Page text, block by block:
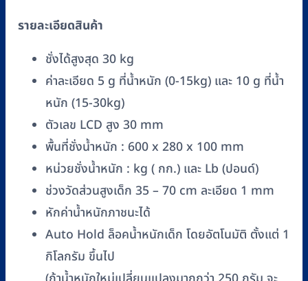
EBX-
30H
พร้อม
อุปกรณ์
ความ
ยาว
ชิ้น
รายละเอียดสินค้า
ชั่งได้สูงสุด 30 kg
ค่าละเอียด 5 g ที่น้ำหนัก (0-15kg) และ 10 g ที่น้ำ
หนัก (15-30kg)
ตัวเลข LCD สูง 30 mm
พื้นที่ชั่งน้ำหนัก : 600 x 280 x 100 mm
หน่วยชั่งน้ำหนัก : kg ( กก.) และ Lb (ปอนด์)
ช่วงวัดส่วนสูงเด็ก 35 – 70 cm ละเอียด 1 mm
หักค่าน้ำหนักภาชนะได้
Auto Hold ล็อคน้ำหนักเด็ก โดยอัตโนมัติ ตั้งแต่ 1
กิโลกรัม ขึ้นไป